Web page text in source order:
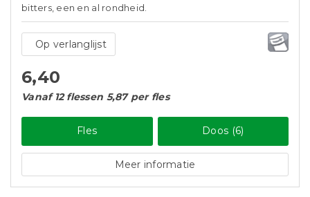
bitters, een en al rondheid.
Op verlanglijst
6,40
Vanaf 12 flessen 5,87 per fles
Fles Doos (6)
Meer informatie